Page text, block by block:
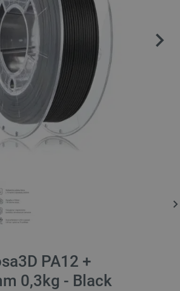
PA12 +
0,3kg - Black